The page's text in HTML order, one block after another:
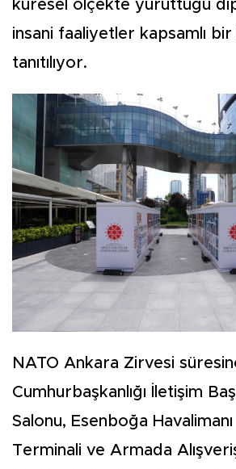
küresel ölçekte yürüttüğü
insani faaliyetler kapsamlı
tanıtılıyor.
NATO Ankara Zirvesi
Cumhurbaşkanlığı İletişim
Salonu, Esenboğa Havalimanı
Terminali ve Armada